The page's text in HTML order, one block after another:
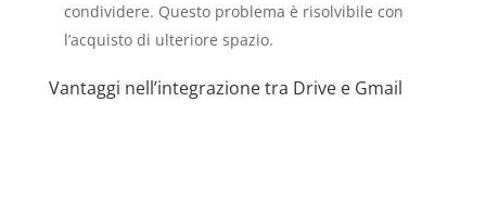
condividere. Questo problema è risolvibile con
l’acquisto di ulteriore spazio.
Vantaggi nell’integrazione tra Drive e Gmail